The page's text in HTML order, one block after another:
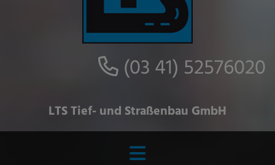
(03 41) 52576020
LTS Tief- und Straßenbau GmbH